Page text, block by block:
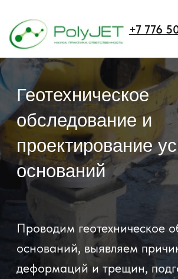
KZ VERSION
Геотехническое
обследование и
проектирование усиления
оснований
Проводим геотехническое обследование
оснований, выявляем причины осадки,
деформаций и трещин, подготавливаем
техническое заключение и
разрабатываем решения для усиления,
стабилизации и герметизации грунтов с
учётом условий конкретного объекта.